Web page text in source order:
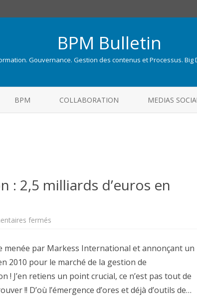
BPM Bulletin
Gouvernance. Gestion des contenus et Processus. Big
to
BPM COLLABORATION MEDIAS
: 2,5 milliards d’euros en
fermés
:
2,5
milliards
d’euros
en
2010
menée par Markess International et annonçant un
2010 pour le marché de la gestion de
! J’en retiens un point crucial, ce n’est pas tout de
!! D’où l’émergence d’ores et déjà d’outils de…